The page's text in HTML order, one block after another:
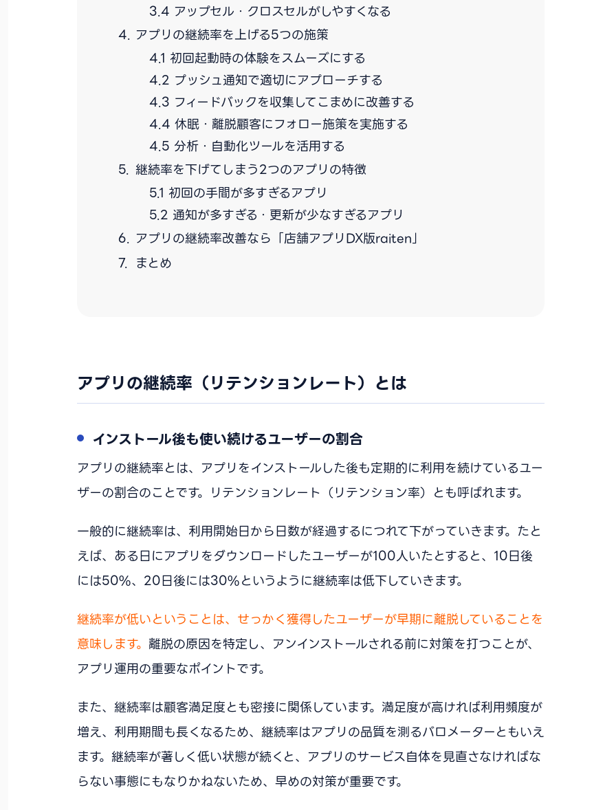
アップセル・クロスセルがしやすくなる
アプリの継続率を上げる5つの施策
初回起動時の体験をスムーズにする
プッシュ通知で適切にアプローチする
フィードバックを収集してこまめに改善する
休眠・離脱顧客にフォロー施策を実施する
分析・自動化ツールを活用する
継続率を下げてしまう2つのアプリの特徴
初回の手間が多すぎるアプリ
通知が多すぎる・更新が少なすぎるアプリ
アプリの継続率改善なら「店舗アプリDX版raiten」
まとめ
アプリの継続率（リテンションレート）とは
インストール後も使い続けるユーザーの割合
アプリの継続率とは、アプリをインストールした後も定期的に利用を続けているユー
ザーの割合のことです。リテンションレート（リテンション率）とも呼ばれます。
一般的に継続率は、利用開始日から日数が経過するにつれて下がっていきます。たと
えば、ある日にアプリをダウンロードしたユーザーが100人いたとすると、10日後
には50%、20日後には30%というように継続率は低下していきます。
継続率が低いということは、せっかく獲得したユーザーが早期に離脱していることを
意味します。 離脱の原因を特定し、アンインストールされる前に対策を打つことが、
アプリ運用の重要なポイントです。
また、継続率は顧客満足度とも密接に関係しています。満足度が高ければ利用頻度が
増え、利用期間も長くなるため、継続率はアプリの品質を測るバロメーターともいえ
ます。継続率が著しく低い状態が続くと、アプリのサービス自体を見直さなければな
らない事態にもなりかねないため、早めの対策が重要です。